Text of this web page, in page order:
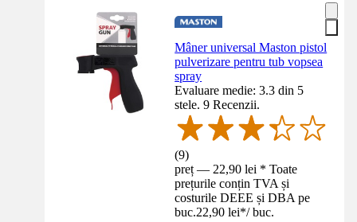
Mâner universal Maston pistol
pulverizare pentru tub vopsea
spray
Evaluare medie: 3.3 din 5
stele. 9 Recenzii.
(9)
preț — 22,90 lei * Toate
prețurile conțin TVA și
costurile DEEE și DBA pe
buc.22,90 lei*/ buc.